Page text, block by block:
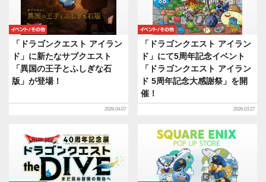
イベント/その他
「ドラゴンクエスト アイラン
ド」に新たなサブクエスト
「異国の王子とふしぎな石
版」が登場！
2026.04.07
イベント/その他
「ドラゴンクエスト アイラン
ド」にて5周年記念イベント
「ドラゴンクエスト アイラン
ド 5周年記念大感謝祭」を開
催！
2026.03.27